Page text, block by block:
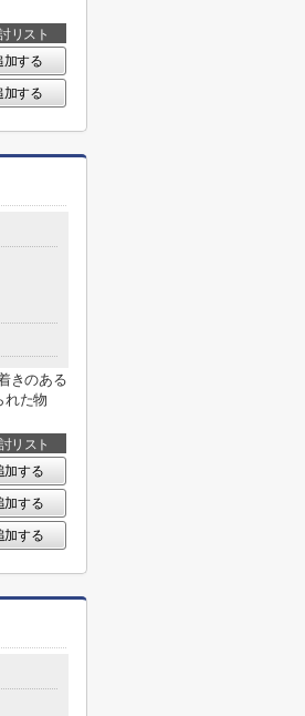
リスト
加する
加する
きのある
れた物
リスト
加する
加する
加する